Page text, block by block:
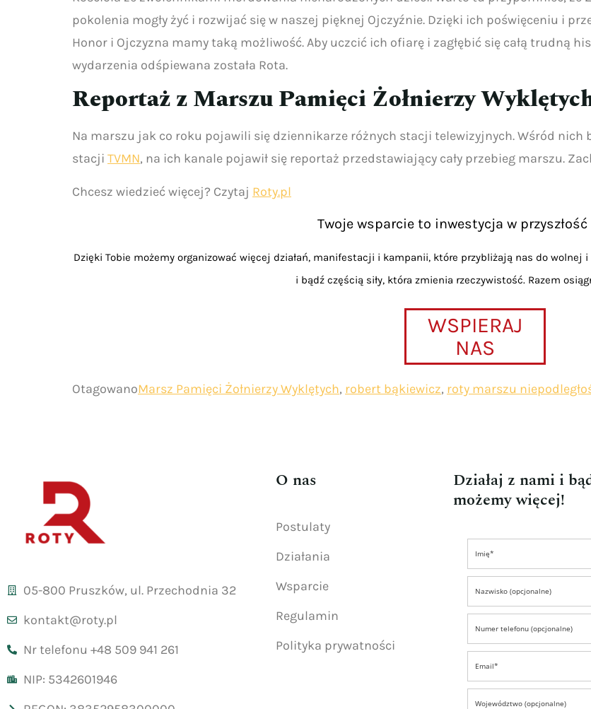
pokolenia mogły żyć i rozwijać się w naszej pięknej Ojczyźnie. Dzięki ich poświęceniu i
Honor i Ojczyzna mamy taką możliwość. Aby uczcić ich ofiarę i zagłębić się całą trudną
wydarzenia odśpiewana została Rota.
Reportaż z Marszu Pamięci Żołnierzy
Na marszu jak co roku pojawili się dziennikarze różnych stacji telewizyjnych. Wśród
stacji TVMN, na ich kanale pojawił się reportaż przedstawiający cały przebieg marszu.
Chcesz wiedzieć więcej? Czytaj Roty.pl
Twoje wsparcie to inwestycja w
Dzięki Tobie możemy organizować więcej działań, manifestacji i kampanii, które przybliżają nas do wolnej
i bądź częścią siły, która zmienia rzeczywistość. Razem
WSPIERAJ
NAS
OtagowanoMarsz Pamięci Żołnierzy Wyklętych, robert bąkiewicz, roty marszu
05-800 Pruszków, ul. Przechodnia 32
kontakt@roty.pl
Nr telefonu +48 509 941 261
NIP: 5342601946
O nas
Postulaty
Działania
Wsparcie
Regulamin
Polityka prywatności
Działaj z nami i
możemy więcej!